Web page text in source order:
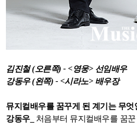
김진철 (오른쪽) - <영웅> 선임배우
강동우 (왼쪽) - <시라노> 배우장
뮤지컬배우를 꿈꾸게 된 계기는 무엇
강동우_
처음부터 뮤지컬배우를 꿈